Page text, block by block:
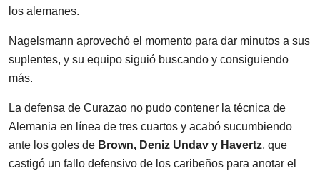
los alemanes.
Nagelsmann aprovechó el momento para dar minutos a sus
suplentes, y su equipo siguió buscando y consiguiendo
más.
La defensa de Curazao no pudo contener la técnica de
Alemania en línea de tres cuartos y acabó sucumbiendo
ante los goles de Brown, Deniz Undav y Havertz, que
castigó un fallo defensivo de los caribeños para anotar el